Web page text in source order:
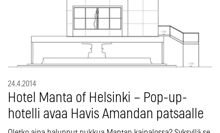
24.4.2014
Hotel Manta of Helsinki – Pop-up-
hotelli avaa Havis Amandan patsaalle